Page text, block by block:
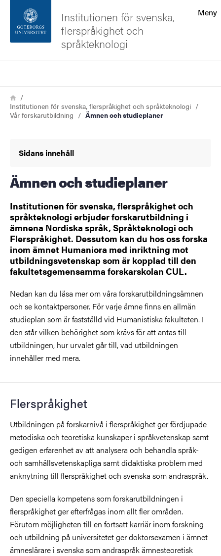
Sidfoten
Om webbplatsen
Meny
Institutionen för svenska,
flerspråkighet och
språkteknologi
Länkstig
Hem
Institutionen för svenska, flerspråkighet och språkteknologi
Vår forskarutbildning
Ämnen och studieplaner
Sidans innehåll
Ämnen och studieplaner
Institutionen för svenska, flerspråkighet och
språkteknologi erbjuder forskarutbildning i
ämnena Nordiska språk, Språkteknologi och
Flerspråkighet. Dessutom kan du hos oss forska
inom ämnet Humaniora med inriktning mot
utbildningsvetenskap som är kopplad till den
fakultetsgemensamma forskarskolan CUL.
Nedan kan du läsa mer om våra forskarutbildningsämnen
och se kontaktpersoner. För varje ämne finns en allmän
studieplan som är fastställd vid Humanistiska fakulteten. I
den stårvilken behörighet som krävs för att antas till
utbildningen, hur urvalet går till, vad utbildningen
innehåller med mera.
Flerspråkighet
Utbildningen på forskarnivå i flerspråkighet ger fördjupade
metodiska och teoretiska kunskaper i språkvetenskap samt
gedigen erfarenhet av att analysera och behandla språk-
och samhällsvetenskapliga samt didaktiska problem med
anknytning till flerspråkighet och svenska som andraspråk.
Den speciella kompetens som forskarutbildningen i
flerspråkighet ger efterfrågas inom allt fler områden.
Förutom möjligheten till en fortsatt karriär inom forskning
och utbildning på universitetet ger doktorsexamen i ämnet
ämneslärare i svenska som andraspråk ämnesteoretisk